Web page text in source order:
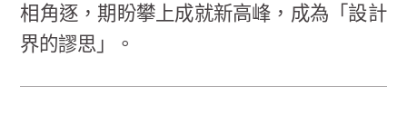
相角逐，期盼攀上成就新高峰，成為「設計
界的謬思」。